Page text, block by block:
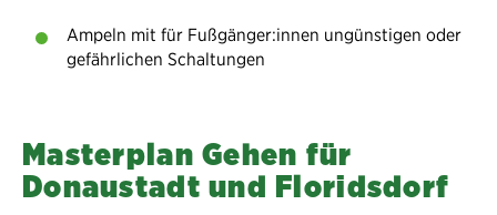
Ampeln mit für Fußgänger:innen ungünstigen oder
gefährlichen Schaltungen
Masterplan Gehen für
Donaustadt und Floridsdorf